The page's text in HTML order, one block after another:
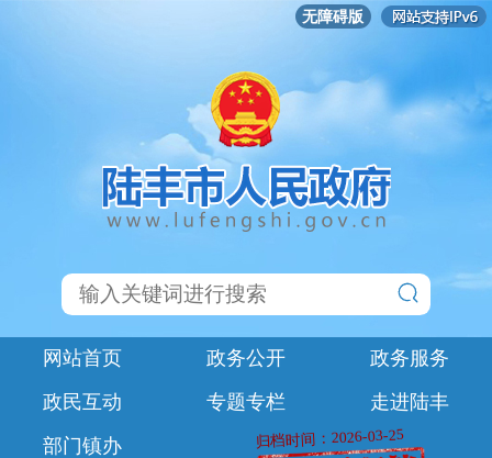
归档时间：2026-03-25
无障碍版
网站首页 政务公开
政务服务
政民互动
专题专栏
走进陆丰
部门镇办